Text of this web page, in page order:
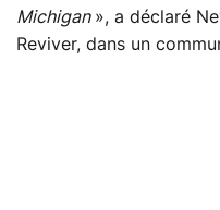
Michigan », a déclaré
Reviver, dans un